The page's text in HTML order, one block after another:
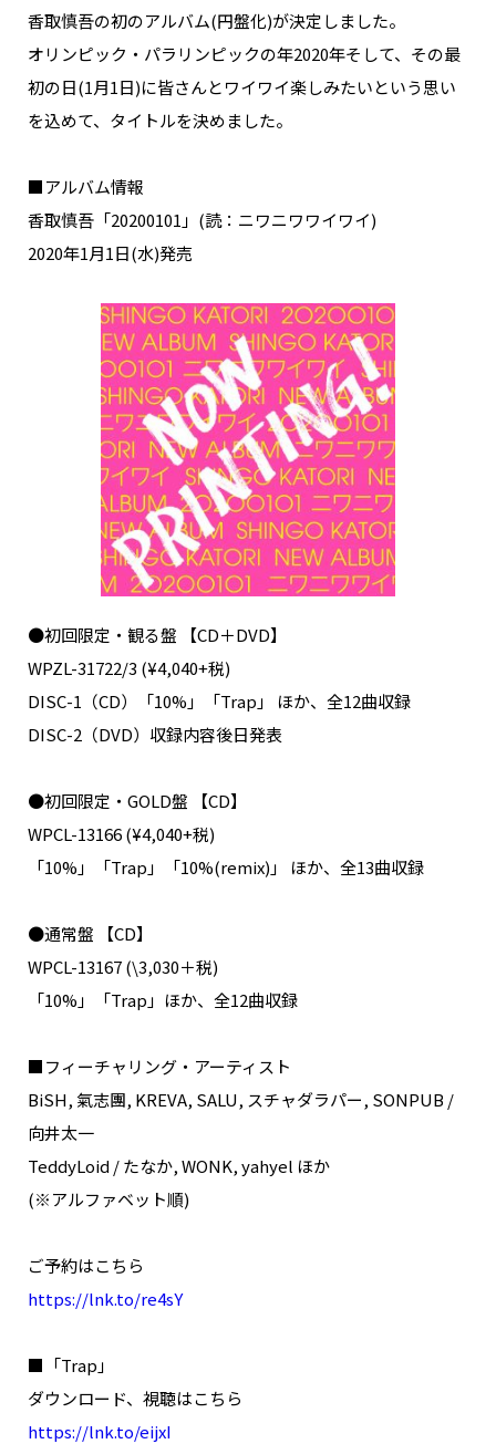
香取慎吾の初のアルバム(円盤化)が決定しました。
オリンピック・パラリンピックの年2020年そして、その最
初の日(1月1日)に皆さんとワイワイ楽しみたいという思い
を込めて、タイトルを決めました。
■アルバム情報
香取慎吾「20200101」(読：ニワニワワイワイ)
2020年1月1日(水)発売
●初回限定・観る盤 【CD＋DVD】
WPZL-31722/3 (¥4,040+税)
DISC-1（CD）「10%」「Trap」 ほか、全12曲収録
DISC-2（DVD）収録内容後日発表
●初回限定・GOLD盤 【CD】
WPCL-13166 (¥4,040+税)
「10%」「Trap」「10%(remix)」 ほか、全13曲収録
●通常盤 【CD】
WPCL-13167 (\3,030＋税)
「10%」「Trap」ほか、全12曲収録
■フィーチャリング・アーティスト
BiSH, 氣志團, KREVA, SALU, スチャダラパー, SONPUB /
向井太一
TeddyLoid / たなか, WONK, yahyel ほか
(※アルファベット順)
ご予約はこちら
https://lnk.to/re4sY
■「Trap」
ダウンロード、視聴はこちら
https://lnk.to/eijxI